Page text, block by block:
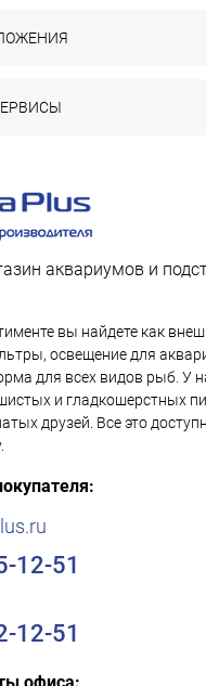
аквариумов и
вы найдете как
освещение для
для всех видов рыб. У
и гладкошерстных
друзей. Все это
12-51
12-51